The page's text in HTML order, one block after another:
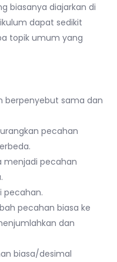
biasanya diajarkan di
dapat sedikit
topik umum yang
berpenyebut sama dan
pecahan
menjadi pecahan
pecahan.
pecahan biasa ke
dan
biasa/desimal